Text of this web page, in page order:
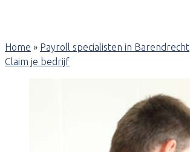
Home » Payroll specialisten in Barendrecht
Claim je bedrijf